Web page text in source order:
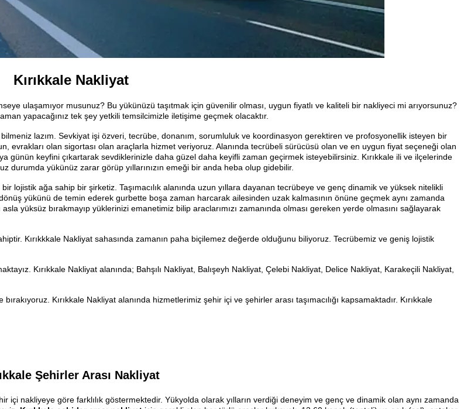
Kırıkkale Nakliyat
ulaşamıyor musunuz? Bu yükünüzü taşıtmak için güvenilir olması, uygun fiyatlı ve kaliteli bir nakliyeci mi arıyorsunuz?
yapacağınız tek şey yetkili temsilcimizle iletişime geçmek olacaktır.
lazım. Sevkiyat işi özveri, tecrübe, donanım, sorumluluk ve koordinasyon gerektiren ve profosyonellik isteyen bir
evrakları olan sigortası olan araçlarla hizmet veriyoruz. Alanında tecrübeli sürücüsü olan ve en uygun fiyat seçeneği olan
günün keyfini çıkartarak sevdiklerinizle daha güzel daha keyifli zaman geçirmek isteyebilirsiniz. Kırıkkale ili ve ilçelerinde
durumda yükünüz zarar görüp yıllarınızın emeği bir anda heba olup gidebilir.
ağa sahip bir şirketiz. Taşımacılık alanında uzun yıllara dayanan tecrübeye ve genç dinamik ve yüksek nitelikli
yükünü de temin ederek gurbette boşa zaman harcarak ailesinden uzak kalmasının önüne geçmek aynı zamanda
yüksüz bırakmayıp yüklerinizi emanetimiz bilip araclarımızı zamanında olması gereken yerde olmasını sağlayarak
Kırıkkkale Nakliyat sahasında zamanın paha biçilemez değerde olduğunu biliyoruz. Tecrübemiz ve geniş lojistik
Kırıkkale Nakliyat alanında; Bahşılı Nakliyat, Balışeyh Nakliyat, Çelebi Nakliyat, Delice Nakliyat, Karakeçili Nakliyat,
Kırıkkale Nakliyat alanında hizmetlerimiz şehir içi ve şehirler arası taşımacılığı kapsamaktadır. Kırıkkale
Şehirler Arası Nakliyat
nakliyeye göre farklılık göstermektedir. Yükyolda olarak yılların verdiği deneyim ve genç ve dinamik olan aynı zamanda